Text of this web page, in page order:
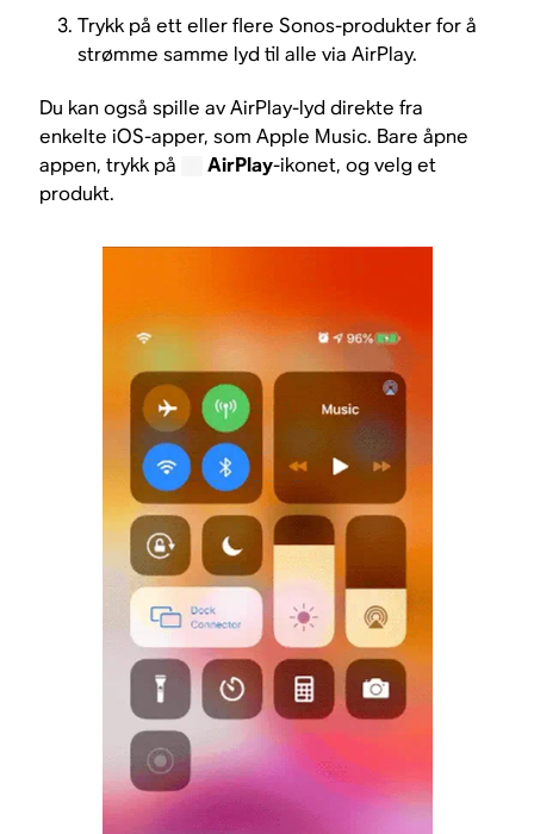
Trykk på ett eller flere Sonos-produkter for å
strømme samme lyd til alle via AirPlay.
Du kan også spille av AirPlay-lyd direkte fra
enkelte iOS-apper, som Apple Music. Bare åpne
appen, trykk på
AirPlay-ikonet, og velg et
produkt.